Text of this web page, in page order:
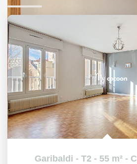
Garibaldi - T2 - 55 m² -